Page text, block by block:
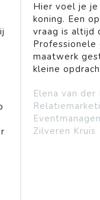
Hier voel je
koning. Een
vraag is altijd
Professionele
maatwerk
kleine
Elena van der
Zilveren Kruis